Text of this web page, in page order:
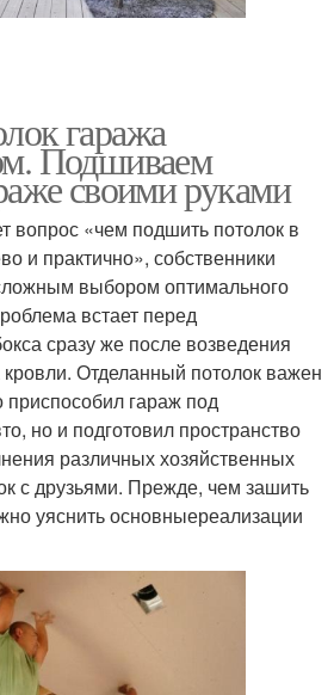
гаража
Подшиваем
своими руками
вопрос «чем подшить потолок в
и практично», собственники
выбором оптимального
встает перед
сразу же после возведения
Отделанный потолок важен
приспособил гараж под
но и подготовил пространство
различных хозяйственных
с друзьями. Прежде, чем зашить
уяснить основныереализации